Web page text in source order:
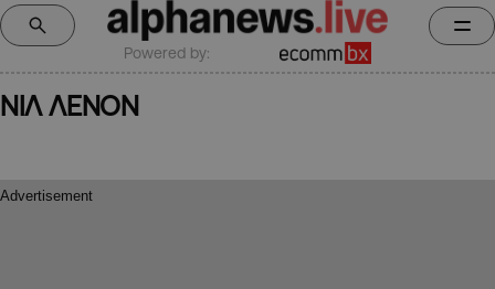
Powered by:
ΝΙΛ ΛΕΝΟΝ